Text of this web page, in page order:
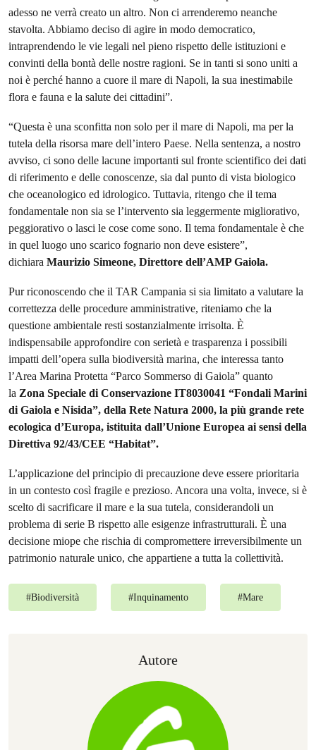
adesso ne verrà creato un altro. Non ci arrenderemo neanche
stavolta. Abbiamo deciso di agire in modo democratico,
intraprendendo le vie legali nel pieno rispetto delle istituzioni e
convinti della bontà delle nostre ragioni. Se in tanti si sono uniti a
noi è perché hanno a cuore il mare di Napoli, la sua inestimabile
flora e fauna e la salute dei cittadini”.
“Questa è una sconfitta non solo per il mare di Napoli, ma per la
tutela della risorsa mare dell’intero Paese. Nella sentenza, a nostro
avviso, ci sono delle lacune importanti sul fronte scientifico dei dati
di riferimento e delle conoscenze, sia dal punto di vista biologico
che oceanologico ed idrologico. Tuttavia, ritengo che il tema
fondamentale non sia se l’intervento sia leggermente migliorativo,
peggiorativo o lasci le cose come sono. Il tema fondamentale è che
in quel luogo uno scarico fognario non deve esistere”,
dichiara Maurizio Simeone, Direttore dell’AMP Gaiola.
Pur riconoscendo che il TAR Campania si sia limitato a valutare la
correttezza delle procedure amministrative, riteniamo che la
questione ambientale resti sostanzialmente irrisolta. È
indispensabile approfondire con serietà e trasparenza i possibili
impatti dell’opera sulla biodiversità marina, che interessa tanto
l’Area Marina Protetta “Parco Sommerso di Gaiola” quanto
la Zona Speciale di Conservazione IT8030041 “Fondali Marini
di Gaiola e Nisida”, della Rete Natura 2000, la più grande rete
ecologica d’Europa, istituita dall’Unione Europea ai sensi della
Direttiva 92/43/CEE “Habitat”.
L’applicazione del principio di precauzione deve essere prioritaria
in un contesto così fragile e prezioso. Ancora una volta, invece, si è
scelto di sacrificare il mare e la sua tutela, considerandoli un
problema di serie B rispetto alle esigenze infrastrutturali. È una
decisione miope che rischia di compromettere irreversibilmente un
patrimonio naturale unico, che appartiene a tutta la collettività.
#Biodiversità #Inquinamento #Mare
Autore